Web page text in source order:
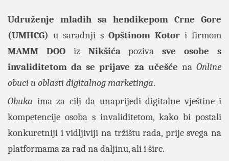
Udruženje mladih sa hendikepom Crne Gore
(UMHCG) u saradnji s Opštinom Kotor i firmom
MAMM DOOiz Nikšićapozivasve osobe s
invaliditetom da se prijave za učešće naOnline
obuci u oblasti digitalnog marketinga.
Obuka ima za cilj da unaprijedi digitalne vještine i
kompetencije osoba s invaliditetom, kako bi postali
konkuretniji i vidljiviji na tržištu rada, prije svega na
platformama za rad na daljinu, ali i šire.